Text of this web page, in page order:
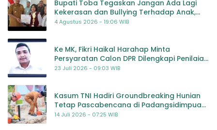
Bupati Toba Tegaskan Jangan Ada Lagi
Kekerasan dan Bullying Terhadap Anak,
Dorong Kolaborasi Seluruh Pihak
4 Agustus 2026 - 19:06 WIB
Ke MK, Fikri Haikal Harahap Minta
Persyaratan Calon DPR Dilengkapi Penilaian
Kompetensi
23 Juli 2026 - 09:03 WIB
Kasum TNI Hadiri Groundbreaking Hunian
Tetap Pascabencana di Padangsidimpuan,
Harapan Baru bagi Penyintas
14 Juli 2026 - 07:25 WIB